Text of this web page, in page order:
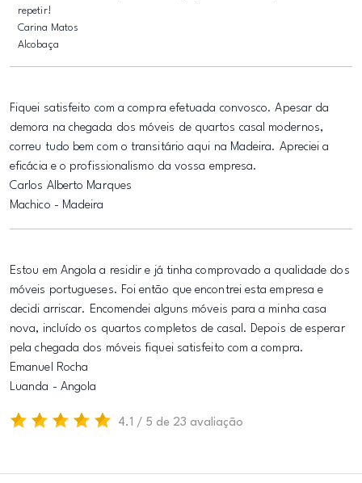
repetir!
Carina Matos
Alcobaça
Fiquei satisfeito com a compra efetuada convosco. Apesar da
demora na chegada dos móveis de quartos casal modernos,
correu tudo bem com o transitário aqui na Madeira. Apreciei a
eficácia e o profissionalismo da vossa empresa.
Carlos Alberto Marques
Machico - Madeira
Estou em Angola a residir e já tinha comprovado a qualidade dos
móveis portugueses. Foi então que encontrei esta empresa e
decidi arriscar. Encomendei alguns móveis para a minha casa
nova, incluído os quartos completos de casal. Depois de esperar
pela chegada dos móveis fiquei satisfeito com a compra.
Emanuel Rocha
Luanda - Angola
4.1 / 5 de 23 avaliação